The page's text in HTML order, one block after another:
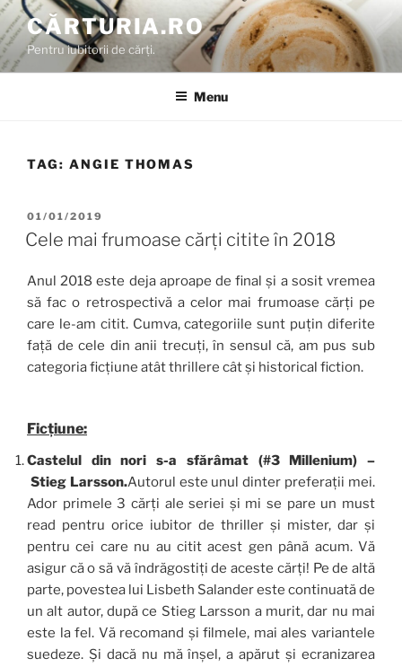
Skip
to
content
CĂRTURIA.RO
Pentru iubitorii de cărți.
Menu
TAG: ANGIE THOMAS
POSTED
ON
01/01/2019
Cele mai frumoase cărți citite în 2018
Anul 2018 este deja aproape de final și a sosit vremea
să fac o retrospectivă a celor mai frumoase cărți pe
care le-am citit. Cumva, categoriile sunt puțin diferite
față de cele din anii trecuți, în sensul că, am pus sub
categoria ficțiune atât thrillere cât și historical fiction.
Ficțiune:
Castelul din nori s-a sfărâmat (#3 Millenium) –
Stieg Larsson.Autorul este unul dinter preferații mei.
Ador primele 3 cărți ale seriei și mi se pare un must
read pentru orice iubitor de thriller și mister, dar și
pentru cei care nu au citit acest gen până acum. Vă
asigur că o să vă îndrăgostiți de aceste cărți! Pe de altă
parte, povestea lui Lisbeth Salander este continuată de
un alt autor, după ce Stieg Larsson a murit, dar nu mai
este la fel. Vă recomand și filmele, mai ales variantele
suedeze. Și dacă nu mă înșel, a apărut și ecranizarea